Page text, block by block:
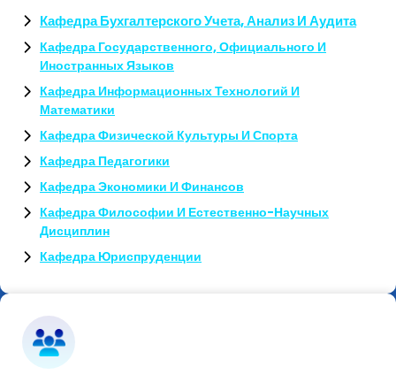
Кафедра Бухгалтерского Учета, Анализ И Аудита
Кафедра Государственного, Официального И
Иностранных Языков
Кафедра Информационных Технологий И
Математики
Кафедра Физической Культуры И Спорта
Кафедра Педагогики
Кафедра Экономики И Финансов
Кафедра Философии И Естественно-Научных
Дисциплин
Кафедра Юриспруденции